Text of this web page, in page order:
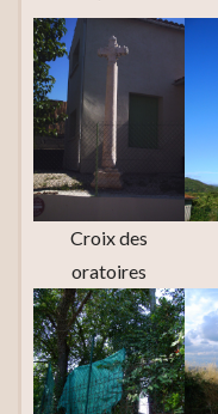
Croix des
oratoires